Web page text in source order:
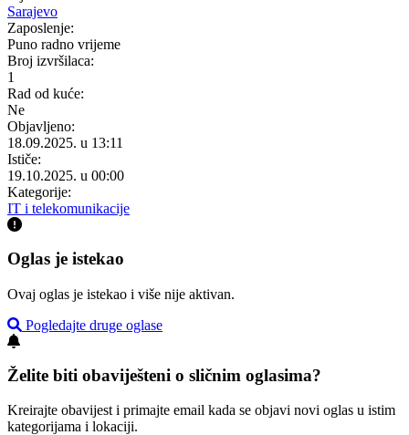
Sarajevo
Zaposlenje:
Puno radno vrijeme
Broj izvršilaca:
1
Rad od kuće:
Ne
Objavljeno:
18.09.2025. u 13:11
Ističe:
19.10.2025. u 00:00
Kategorije:
IT i telekomunikacije
Oglas je istekao
Ovaj oglas je istekao i više nije aktivan.
Pogledajte druge oglase
Želite biti obaviješteni o sličnim oglasima?
Kreirajte obavijest i primajte email kada se objavi novi oglas u istim
kategorijama i lokaciji.